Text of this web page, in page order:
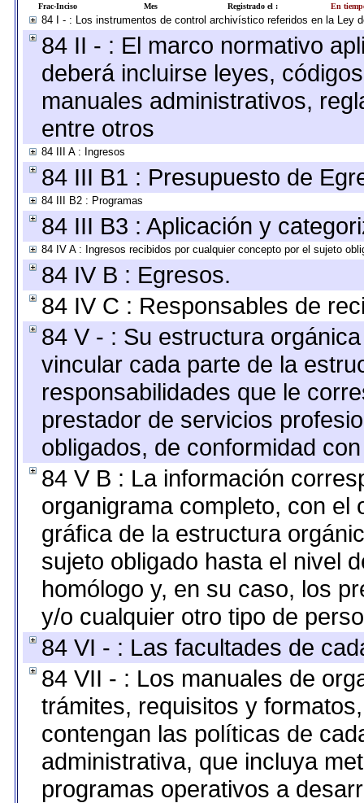
Frac-Inciso Mes Registrado el : En
84 I - : Los instrumentos de control archivístico referidos en la Ley
84 II - : El marco normativo
deberá incluirse leyes,
manuales administrativos,
entre otros
84 III A : Ingresos
84 III B1 : Presupuesto de
84 III B2 : Programas
84 III B3 : Aplicación y
84 IV A : Ingresos recibidos por cualquier concepto por el sujeto
84 IV B : Egresos.
84 IV C : Responsables de
84 V - : Su estructura
vincular cada parte de la
responsabilidades que le
prestador de servicios
obligados, de conformidad
84 V B : La información
organigrama completo, con el
gráfica de la estructura
sujeto obligado hasta el nivel
homólogo y, en su caso, los
y/o cualquier otro tipo de
84 VI - : Las facultades de
84 VII - : Los manuales de
trámites, requisitos y
contengan las políticas de
administrativa, que incluya
programas operativos a